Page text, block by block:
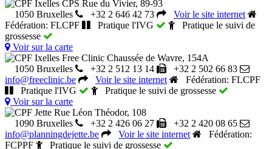
CPF Ixelles CPS Rue du Vivier, 89-93
1050 Bruxelles
+32 2 646 42 73
Voir le site internet
Fédération: FLCPF
Pratique l'IVG
Pratique le suivi de
grossesse
Voir sur la carte
CPF Ixelles Free Clinic Chaussée de Wavre, 154A
1050 Bruxelles
+32 2 512 13 14
+32 2 502 66 83
info@freeclinic.be
Voir le site internet
Fédération: FLCPF
Pratique l'IVG
Pratique le suivi de grossesse
Voir sur la carte
CPF Jette Rue Léon Théodor, 108
1090 Bruxelles
+32 2 426 06 27
+32 2 420 08 65
info@planningdejette.be
Voir le site internet
Fédération:
FCPPF
Pratique le suivi de grossesse